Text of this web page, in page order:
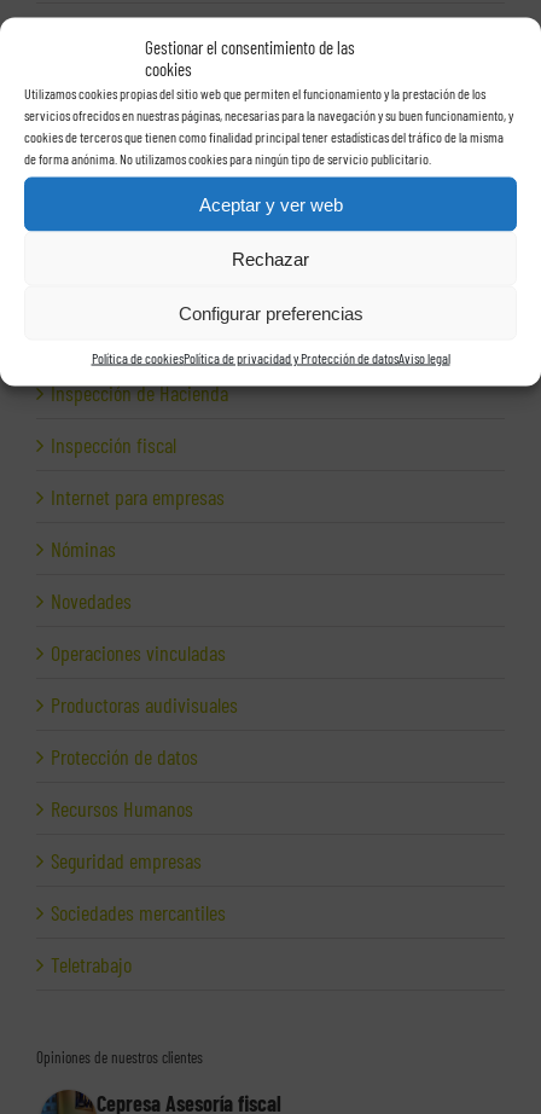
Gestionar el consentimiento de las
cookies
Utilizamos cookies propias del sitio web que permiten el funcionamiento y la prestación de los
servicios ofrecidos en nuestras páginas, necesarias para la navegación y su buen funcionamiento, y
cookies de terceros que tienen como finalidad principal tener estadísticas del tráfico de la misma
de forma anónima. No utilizamos cookies para ningún tipo de servicio publicitario.
Aceptar y ver web
Rechazar
Configurar preferencias
Política de cookiesPolítica de privacidad y Protección de datosAviso legal
Grupos de sociedades
Hacienda
Herencias
Inspección de Hacienda
Inspección fiscal
Internet para empresas
Nóminas
Novedades
Operaciones vinculadas
Productoras audivisuales
Protección de datos
Recursos Humanos
Seguridad empresas
Sociedades mercantiles
Teletrabajo
Opiniones de nuestros clientes
Cepresa Asesoría fiscal